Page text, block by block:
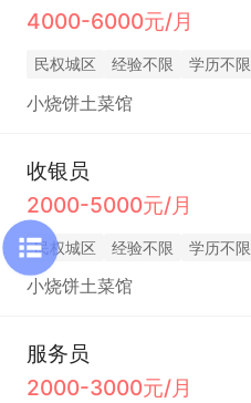
4000-6000元/月
民权城区 经验不限 学历不限
小烧饼土菜馆
收银员
2000-5000元/月
民权城区 经验不限 学历不限
小烧饼土菜馆
服务员
2000-3000元/月